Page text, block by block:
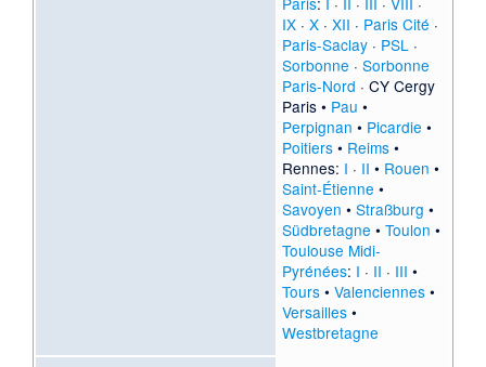
IX· X· XII · Paris Cité ·
Paris-Saclay· PSL ·
Sorbonne · Sorbonne
Paris-Nord · CY Cergy
Paris• Pau •
Perpignan • Picardie •
Poitiers• Reims•
Rennes: I · II • Rouen •
Saint-Étienne •
Savoyen • Straßburg •
Südbretagne • Toulon •
Toulouse Midi-
Pyrénées: I · II · III •
Tours• Valenciennes•
Versailles•
Westbretagne